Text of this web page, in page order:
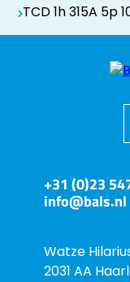
TCD 1h 315A 5p
+31 (0)23
info@bals.nl
Watze
2031 AA